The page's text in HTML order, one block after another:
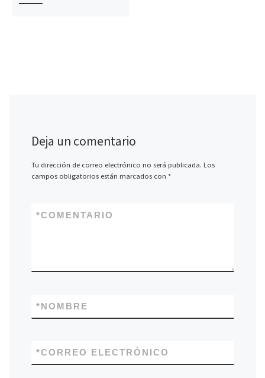
Deja un comentario
Tu dirección de correo electrónico no será publicada. Los
campos obligatorios están marcados con *
COMENTARIO
*
NOMBRE
*
CORREO ELECTRÓNICO
*